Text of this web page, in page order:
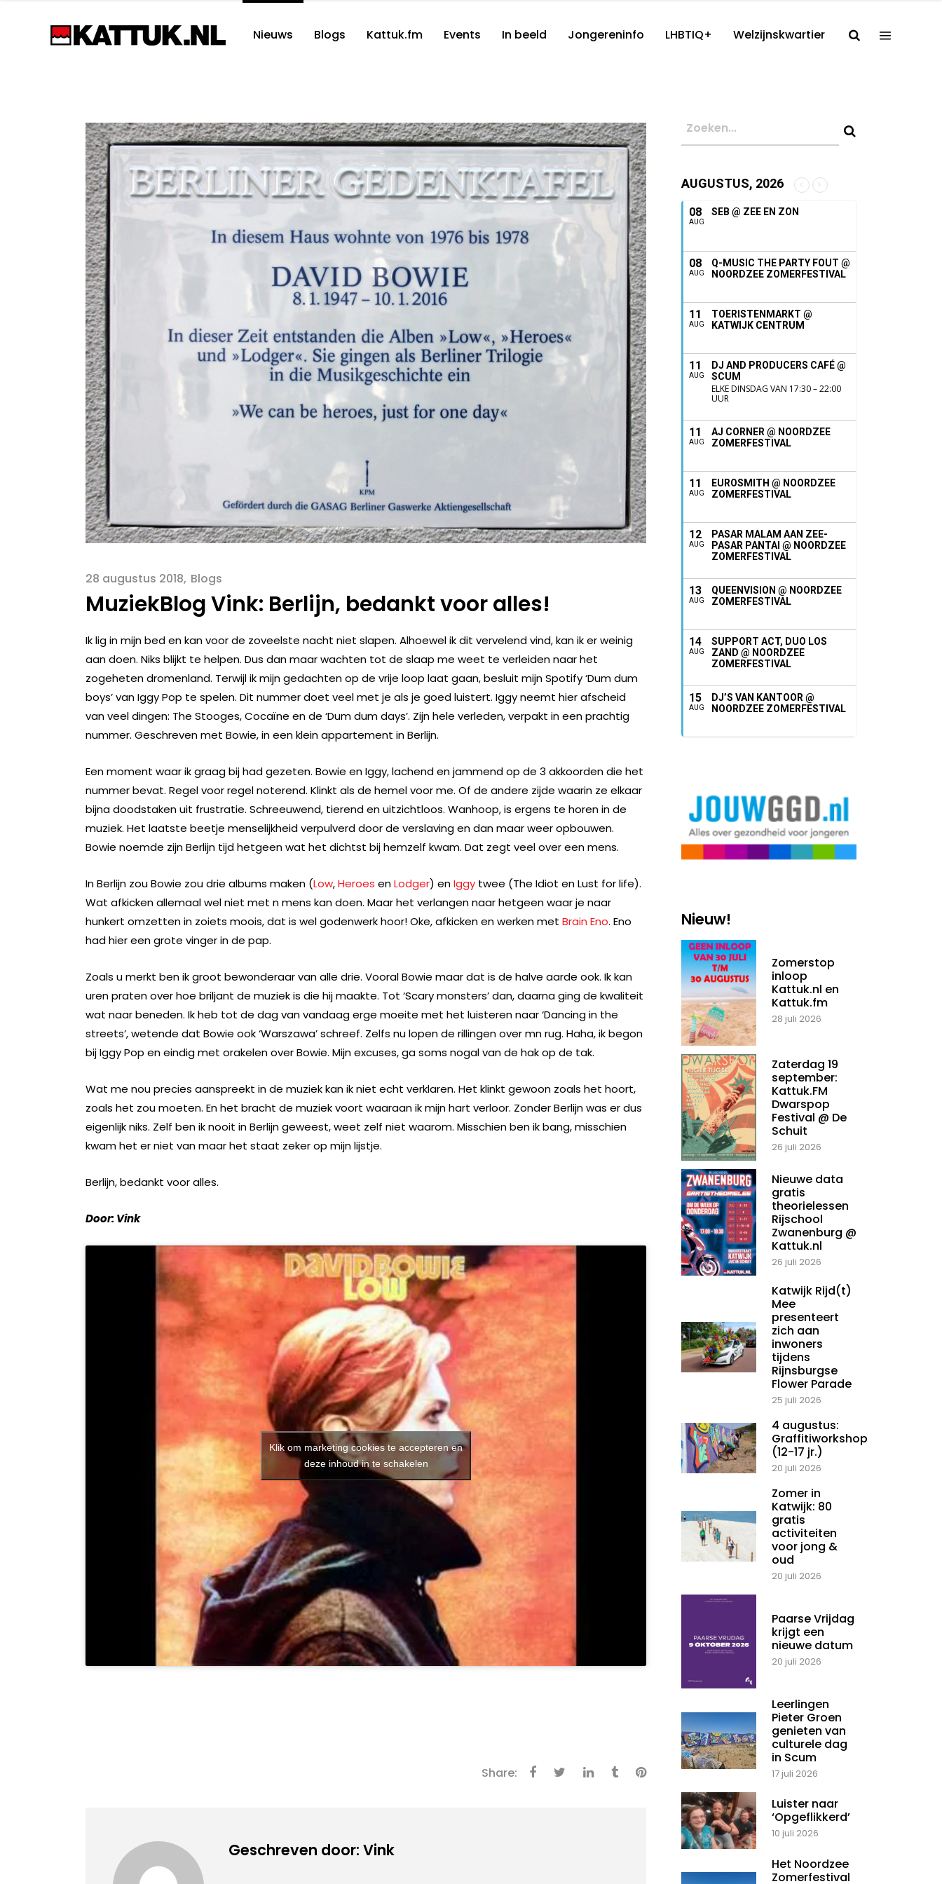
Nieuws Blogs Kattuk.fm Events In beeld Jongereninfo LHBTIQ+ Welzijnskwartier
28 augustus 2018 Blogs
MuziekBlog Vink: Berlijn, bedankt voor alles!
Ik lig in mijn bed en kan voor de zoveelste nacht niet slapen. Alhoewel ik dit vervelend vind, kan ik er weinig
aan doen. Niks blijkt te helpen. Dus dan maar wachten tot de slaap me weet te verleiden naar het
zogeheten dromenland. Terwijl ik mijn gedachten op de vrije loop laat gaan, besluit mijn Spotify ‘Dum dum
boys’ van Iggy Pop te spelen. Dit nummer doet veel met je als je goed luistert. Iggy neemt hier afscheid
van veel dingen: The Stooges, Cocaïne en de ‘Dum dum days’. Zijn hele verleden, verpakt in een prachtig
nummer. Geschreven met Bowie, in een klein appartement in Berlijn.
Een moment waar ik graag bij had gezeten. Bowie en Iggy, lachend en jammend op de 3 akkoorden die het
nummer bevat. Regel voor regel noterend. Klinkt als de hemel voor me. Of de andere zijde waarin ze elkaar
bijna doodstaken uit frustratie. Schreeuwend, tierend en uitzichtloos. Wanhoop, is ergens te horen in de
muziek. Het laatste beetje menselijkheid verpulverd door de verslaving en dan maar weer opbouwen.
Bowie noemde zijn Berlijn tijd hetgeen wat het dichtst bij hemzelf kwam. Dat zegt veel over een mens.
In Berlijn zou Bowie zou drie albums maken (Low,Heroes enLodger) enIggy twee (The Idiot en Lust for life).
Wat afkicken allemaal wel niet met n mens kan doen. Maar het verlangen naar hetgeen waar je naar
hunkert omzetten in zoiets moois, dat is wel godenwerk hoor! Oke, afkicken en werken met Brain Eno. Eno
had hier een grote vinger in de pap.
Zoals u merkt ben ik groot bewonderaar van alle drie. Vooral Bowie maar dat is de halve aarde ook. Ik kan
uren praten over hoe briljant de muziek is die hij maakte. Tot ‘Scary monsters’ dan, daarna ging de kwaliteit
wat naar beneden. Ik heb tot de dag van vandaag erge moeite met het luisteren naar ‘Dancing in the
streets’, wetende dat Bowie ook ‘Warszawa’ schreef. Zelfs nu lopen de rillingen over mn rug. Haha, ik begon
bij Iggy Pop en eindig met orakelen over Bowie. Mijn excuses, ga soms nogal van de hak op de tak.
Wat me nou precies aanspreekt in de muziek kan ik niet echt verklaren. Het klinkt gewoon zoals het hoort,
zoals het zou moeten. En het bracht de muziek voort waaraan ik mijn hart verloor. Zonder Berlijn was er dus
eigenlijk niks. Zelf ben ik nooit in Berlijn geweest, weet zelf niet waarom. Misschien ben ik bang, misschien
kwam het er niet van maar het staat zeker op mijn lijstje.
Berlijn, bedankt voor alles.
Door: Vink
Klik om marketing cookies te accepteren en
deze inhoud in te schakelen
Share:
Geschreven door: Vink
AUGUSTUS, 2026
08
AUG
SEB @ ZEE EN ZON
08
AUG
Q-MUSIC THE PARTY FOUT @
NOORDZEE ZOMERFESTIVAL
11
AUG
TOERISTENMARKT @
KATWIJK CENTRUM
11
AUG
DJ AND PRODUCERS CAFÉ @
SCUM
ELKE DINSDAG VAN 17:30 – 22:00
UUR
11
AUG
AJ CORNER @ NOORDZEE
ZOMERFESTIVAL
11
AUG
EUROSMITH @ NOORDZEE
ZOMERFESTIVAL
12
AUG
PASAR MALAM AAN ZEE-
PASAR PANTAI @ NOORDZEE
ZOMERFESTIVAL
13
AUG
QUEENVISION @ NOORDZEE
ZOMERFESTIVAL
14
AUG
SUPPORT ACT, DUO LOS
ZAND @ NOORDZEE
ZOMERFESTIVAL
15
AUG
DJ’S VAN KANTOOR @
NOORDZEE ZOMERFESTIVAL
Nieuw!
Zomerstop
inloop
Kattuk.nl en
Kattuk.fm
28 juli 2026
Zaterdag 19
september:
Kattuk.FM
Dwarspop
Festival @ De
Schuit
26 juli 2026
Nieuwe data
gratis
theorielessen
Rijschool
Zwanenburg @
Kattuk.nl
26 juli 2026
Katwijk Rijd(t)
Mee
presenteert
zich aan
inwoners
tijdens
Rijnsburgse
Flower Parade
25 juli 2026
4 augustus:
Graffitiworkshop
(12-17 jr.)
20 juli 2026
Zomer in
Katwijk: 80
gratis
activiteiten
voor jong &
oud
20 juli 2026
Paarse Vrijdag
krijgt een
nieuwe datum
20 juli 2026
Leerlingen
Pieter Groen
genieten van
culturele dag
in Scum
17 juli 2026
Luister naar
‘Opgeflikkerd’
10 juli 2026
Het Noordzee
Zomerfestival